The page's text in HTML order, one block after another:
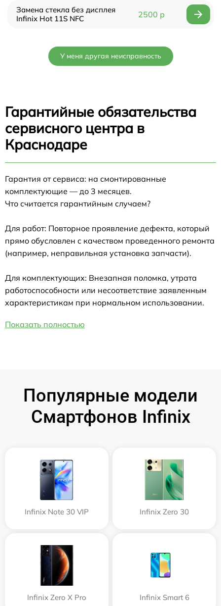
Замена стекла без дисплея
Infinix Hot 11S NFC
2500 р
У меня другая неисправность
Гарантийные обязательства
сервисного центра в
Краснодаре
Гарантия от сервиса: на смонтированные
комплектующие — до 3 месяцев.
Что считается гарантийным случаем?
Для работ: Повторное проявление дефекта, который
прямо обусловлен с качеством проведенного ремонта
(например, неправильная установка запчасти).
Для комплектующих: Внезапная поломка, утрата
работоспособности или несоответствие заявленным
характеристикам при нормальном использовании.
Показать полностью
Популярные модели
Смартфонов Infinix
Infinix Note 30 VIP Infinix Zero 30
Infinix Zero X Pro Infinix Smart 6